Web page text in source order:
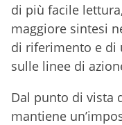
di più facile
maggiore sintesi
di riferimento e di
sulle linee di
Dal punto di vista
mantiene